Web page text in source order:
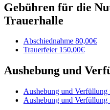
Gebühren für die
Trauerhalle
Abschiednahme 80,00€
Trauerfeier 150,00€
Aushebung und
Aushebung und Verfüllung
Aushebung und Verfüllung